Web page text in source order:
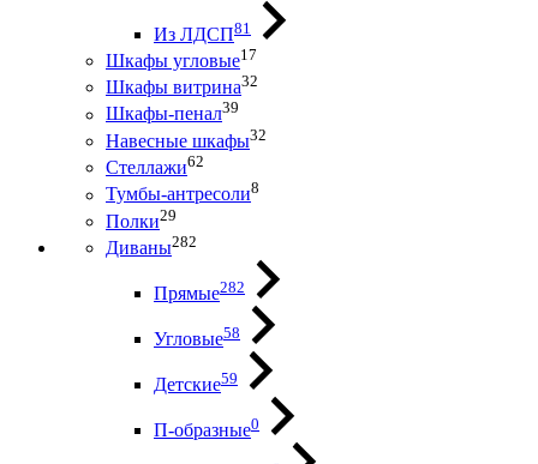
Из ЛДСП81
Шкафы угловые17
Шкафы витрина32
Шкафы-пенал39
Навесные шкафы32
Стеллажи62
Тумбы-антресоли8
Полки29
Диваны282
Прямые282
Угловые58
Детские59
П-образные0